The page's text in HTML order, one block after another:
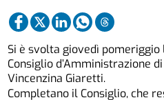
Si è svolta giovedì
Consiglio d’Amministrazione
Vincenzina Giaretti.
Completano il Consiglio, che